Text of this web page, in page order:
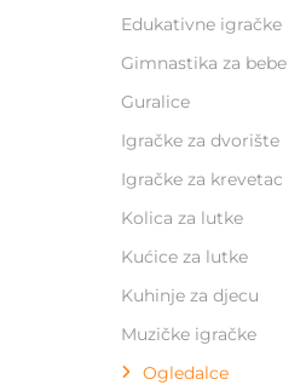
Edukativne igračke
Gimnastika za bebe
Guralice
Igračke za dvorište
Igračke za krevetac
Kolica za lutke
Kućice za lutke
Kuhinje za djecu
Muzičke igračke
Ogledalce